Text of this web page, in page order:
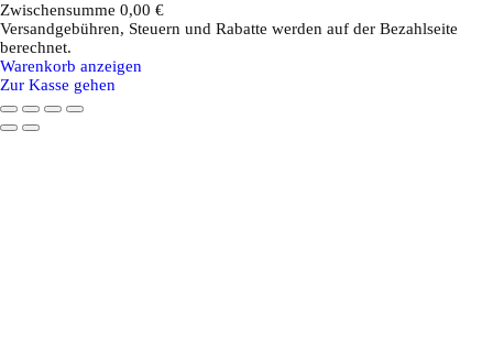
Produkte
im
Warenkorb
Zwischensumme 0,00 €
Versandgebühren, Steuern und Rabatte werden auf der Bezahlseite
berechnet.
Warenkorb anzeigen
Zur Kasse gehen